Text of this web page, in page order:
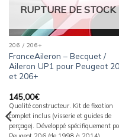
RUPTURE DE STOCK
206 / 206+
FranceAileron – Becquet /
Aileron UP1 pour Peugeot
et 206+
145,00€
Qualité constructeur. Kit de fixation
complet inclus (visserie et guides de
perçage). Développé spécifiquement